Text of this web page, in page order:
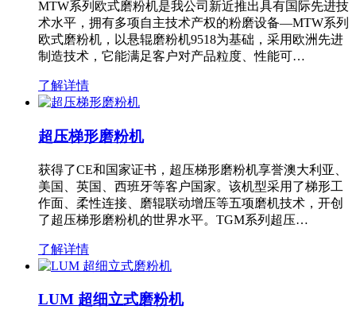
MTW系列欧式磨粉机是我公司新近推出具有国际先进技
术水平，拥有多项自主技术产权的粉磨设备—MTW系列
欧式磨粉机，以悬辊磨粉机9518为基础，采用欧洲先进
制造技术，它能满足客户对产品粒度、性能可…
了解详情
超压梯形磨粉机
获得了CE和国家证书，超压梯形磨粉机享誉澳大利亚、
美国、英国、西班牙等客户国家。该机型采用了梯形工
作面、柔性连接、磨辊联动增压等五项磨机技术，开创
了超压梯形磨粉机的世界水平。TGM系列超压…
了解详情
LUM 超细立式磨粉机